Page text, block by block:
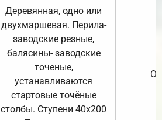
Деревянная, одно или
двухмаршевая. Перила-
заводские резные,
балясины- заводские
точеные,
устанавливаются
стартовые точёные
столбы. Ступени 40х200